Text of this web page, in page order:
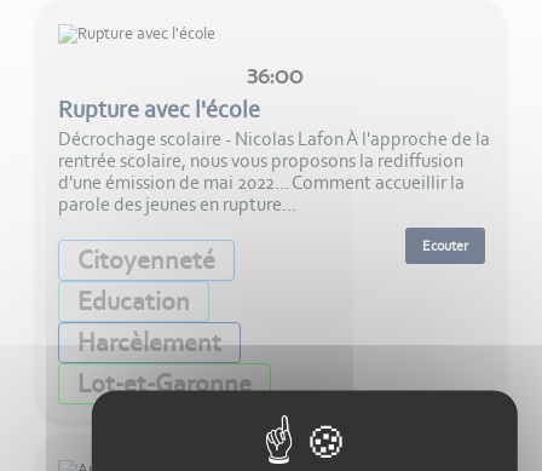
36:00
Rupture avec l'école
Décrochage scolaire - Nicolas Lafon À l'approche de la
rentrée scolaire, nous vous proposons la rediffusion
d'une émission de mai 2022... Comment accueillir la
parole des jeunes en rupture...
Citoyenneté
Education
Harcèlement
Lot-et-Garonne
Ecouter